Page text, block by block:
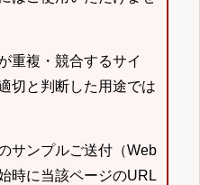
重複・競合するサイ
切と判断した用途では
サンプルご送付（Web
時に当該ページのURL